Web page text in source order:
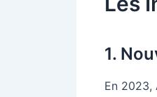
1.
En 2023,